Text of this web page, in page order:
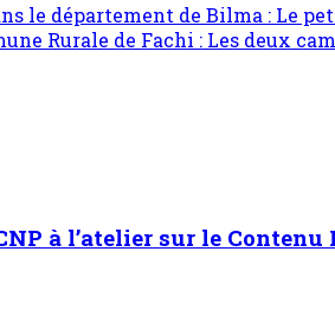
le département de Bilma : Le
Rurale de Fachi : Les deux
à l’atelier sur le